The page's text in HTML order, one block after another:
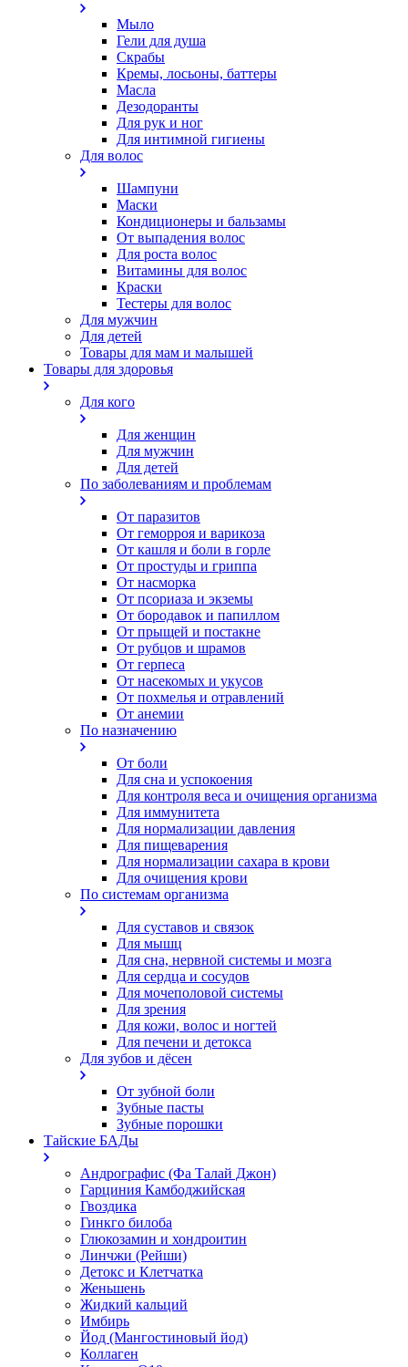
Мыло
Гели для душа
Скрабы
Кремы, лосьоны, баттеры
Масла
Дезодоранты
Для рук и ног
Для интимной гигиены
Для волос
Шампуни
Маски
Кондиционеры и бальзамы
От выпадения волос
Для роста волос
Витамины для волос
Краски
Тестеры для волос
Для мужчин
Для детей
Товары для мам и малышей
Товары для здоровья
Для кого
Для женщин
Для мужчин
Для детей
По заболеваниям и проблемам
От паразитов
Oт геморроя и варикоза
От кашля и боли в горле
От простуды и гриппа
От насморка
Oт псориаза и экземы
От бородавок и папиллом
От прыщей и постакне
От рубцов и шрамов
От герпеса
От насекомых и укусов
От похмелья и отравлений
От анемии
По назначению
От боли
Для сна и успокоения
Для контроля веса и очищения организма
Для иммунитета
Для нормализации давления
Для пищеварения
Для нормализации сахара в крови
Для очищения крови
По системам организма
Для суставов и связок
Для мышц
Для сна, нервной системы и мозга
Для сердца и сосудов
Для мочеполовой системы
Для зрения
Для кожи, волос и ногтей
Для печени и детокса
Для зубов и дёсен
От зубной боли
Зубные пасты
Зубные порошки
Тайские БАДы
Андрографис (Фа Талай Джон)
Гарциния Камбоджийская
Гвоздика
Гинкго билоба
Глюкозамин и хондроитин
Линчжи (Рейши)
Детокс и Клетчатка
Женьшень
Жидкий кальций
Имбирь
Йод (Мангостиновый йод)
Коллаген